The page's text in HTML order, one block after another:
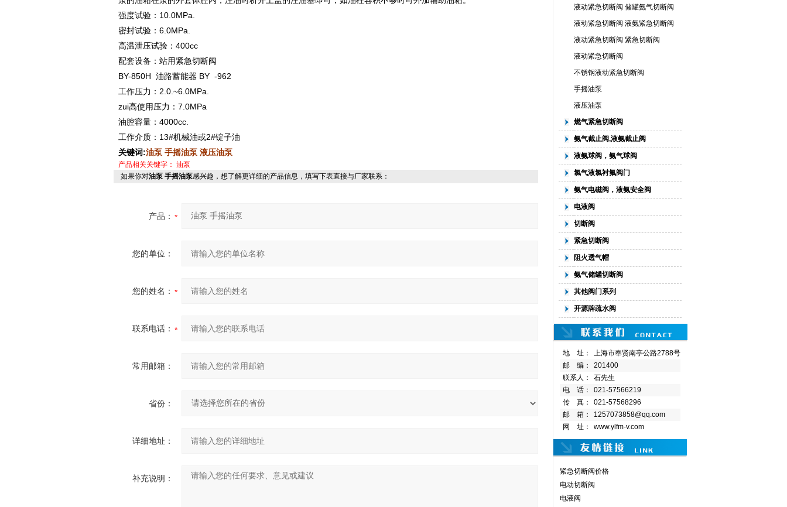
强度试验：10.0MPa.
密封试验：6.0MPa.
高温泄压试验：400cc
配套设备：站用紧急切断阀
BY-850H 油路蓄能器 BY -962
工作压力：2.0.~6.0MPa.
zui高使用压力：7.0MPa
油腔容量：4000cc.
工作介质：13#机械油或2#锭子油
关键词:油泵 手摇油泵 液压油泵
产品相关关键字： 油泵
如果你对油泵 手摇油泵感兴趣，想了解更详细的产品信息，填写下表直接与厂家联系：
产品：
您的单位：
您的姓名：
联系电话：
常用邮箱：
省份：
详细地址：
补充说明：
液动紧急切断阀 储罐氨气切断阀
液动紧急切断阀 液氨紧急切断阀
液动紧急切断阀 紧急切断阀
液动紧急切断阀
不锈钢液动紧急切断阀
手摇油泵
液压油泵
燃气紧急切断阀
氨气截止阀,液氨截止阀
液氨球阀，氨气球阀
氯气液氯衬氟阀门
氨气电磁阀，液氨安全阀
电液阀
切断阀
紧急切断阀
阻火透气帽
氨气储罐切断阀
其他阀门系列
开源牌疏水阀
地 址：
上海市奉贤南亭公路2788号
邮 编：
201400
联系人：
石先生
电 话：
021-57566219
传 真：
021-57568296
邮 箱：
1257073858@qq.com
网 址：
www.ylfm-v.com
紧急切断阀价格
电动切断阀
电液阀